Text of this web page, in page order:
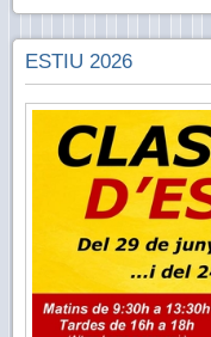
ESTIU 2026